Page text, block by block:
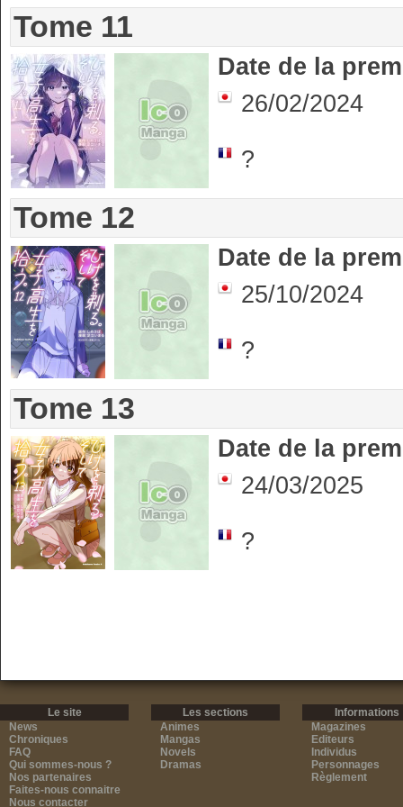
Tome 11
Date de la
26/02/2024
?
Tome 12
Date de la
25/10/2024
?
Tome 13
Date de la
24/03/2025
?
Le site
News
Chroniques
FAQ
Qui sommes-nous ?
Nos partenaires
Faites-nous connaitre
Nous contacter
Les sections
Animes
Mangas
Novels
Dramas
Informations
Magazines
Editeurs
Individus
Personnages
Règlement